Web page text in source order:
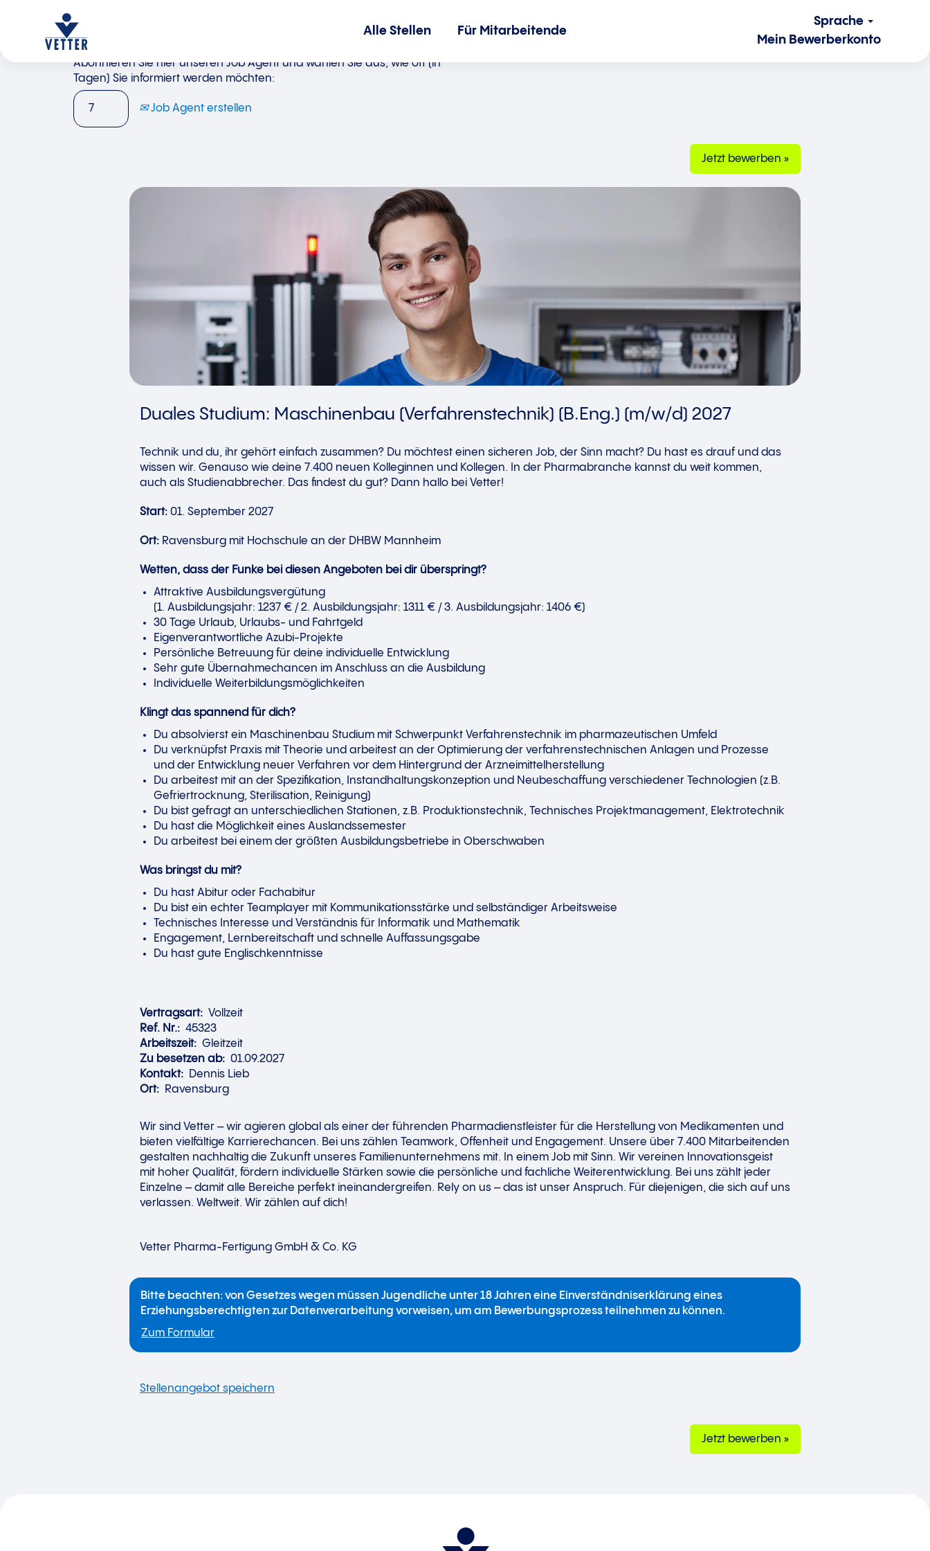
Alle Stellen Für Mitarbeitende
Sprache
Mein Bewerberkonto
Abonnieren Sie hier unseren Job Agent und wählen Sie aus, wie oft (in
Tagen) Sie informiert werden möchten:
Job Agent erstellen
Jetzt bewerben »
Duales Studium: Maschinenbau (Verfahrenstechnik) (B.Eng.) (m/w/d) 2027
Technik und du, ihr gehört einfach zusammen? Du möchtest einen sicheren Job, der Sinn macht? Du hast es drauf und das
wissen wir. Genauso wie deine 7.400 neuen Kolleginnen und Kollegen. In der Pharmabranche kannst du weit kommen,
auch als Studienabbrecher. Das findest du gut? Dann hallo bei Vetter!
Start: 01. September 2027
Ort: Ravensburg mit Hochschule an der DHBW Mannheim
Wetten, dass der Funke bei diesen Angeboten bei dir überspringt?
Attraktive Ausbildungsvergütung
(1. Ausbildungsjahr: 1237 € / 2. Ausbildungsjahr: 1311 € / 3. Ausbildungsjahr: 1406 €)
30 Tage Urlaub, Urlaubs- und Fahrtgeld
Eigenverantwortliche Azubi-Projekte
Persönliche Betreuung für deine individuelle Entwicklung
Sehr gute Übernahmechancen im Anschluss an die Ausbildung
Individuelle Weiterbildungsmöglichkeiten
Klingt das spannend für dich?
Du absolvierst ein Maschinenbau Studium mit Schwerpunkt Verfahrenstechnik im pharmazeutischen Umfeld
Du verknüpfst Praxis mit Theorie und arbeitest an der Optimierung der verfahrenstechnischen Anlagen und Prozesse
und der Entwicklung neuer Verfahren vor dem Hintergrund der Arzneimittelherstellung
Du arbeitest mit an der Spezifikation, Instandhaltungskonzeption und Neubeschaffung verschiedener Technologien (z.B.
Gefriertrocknung, Sterilisation, Reinigung)
Du bist gefragt an unterschiedlichen Stationen, z.B. Produktionstechnik, Technisches Projektmanagement, Elektrotechnik
Du hast die Möglichkeit eines Auslandssemester
Du arbeitest bei einem der größten Ausbildungsbetriebe in Oberschwaben
Was bringst du mit?
Du hast Abitur oder Fachabitur
Du bist ein echter Teamplayer mit Kommunikationsstärke und selbständiger Arbeitsweise
Technisches Interesse und Verständnis für Informatik und Mathematik
Engagement, Lernbereitschaft und schnelle Auffassungsgabe
Du hast gute Englischkenntnisse
Vertragsart: Vollzeit
Ref. Nr.: 45323
Arbeitszeit: Gleitzeit
Zu besetzen ab: 01.09.2027
Kontakt: Dennis Lieb
Ort: Ravensburg
Wir sind Vetter – wir agieren global als einer der führenden Pharmadienstleister für die Herstellung von Medikamenten und
bieten vielfältige Karrierechancen. Bei uns zählen Teamwork, Offenheit und Engagement. Unsere über 7.400 Mitarbeitenden
gestalten nachhaltig die Zukunft unseres Familienunternehmens mit. In einem Job mit Sinn. Wir vereinen Innovationsgeist
mit hoher Qualität, fördern individuelle Stärken sowie die persönliche und fachliche Weiterentwicklung. Bei uns zählt jeder
Einzelne – damit alle Bereiche perfekt ineinandergreifen. Rely on us – das ist unser Anspruch. Für diejenigen, die sich auf uns
verlassen. Weltweit. Wir zählen auf dich!
Vetter Pharma-Fertigung GmbH & Co. KG
Bitte beachten: von Gesetzes wegen müssen Jugendliche unter 18 Jahren eine Einverständniserklärung eines
Erziehungsberechtigten zur Datenverarbeitung vorweisen, um am Bewerbungsprozess teilnehmen zu können.
Zum Formular
Jetzt bewerben »